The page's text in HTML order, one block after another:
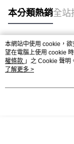
本分類熱銷全站
熱門標籤
本網站中使用 cookie，
望在電腦上使用 cookie
權條款 」之 Cookie 聲明
用條款之 Cookie 聲明使
了解更多 >